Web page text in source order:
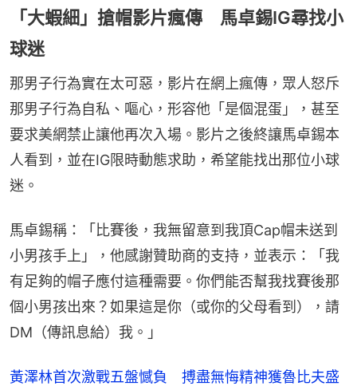
「大蝦細」搶帽影片瘋傳 馬卓錫IG尋找小
球迷
那男子行為實在太可惡，影片在網上瘋傳，眾人怒斥
那男子行為自私、嘔心，形容他「是個混蛋」，甚至
要求美網禁止讓他再次入場。影片之後終讓馬卓錫本
人看到，並在IG限時動態求助，希望能找出那位小球
迷。
馬卓錫稱：「比賽後，我無留意到我頂Cap帽未送到
小男孩手上」，他感謝贊助商的支持，並表示：「我
有足夠的帽子應付這種需要。你們能否幫我找賽後那
個小男孩出來？如果這是你（或你的父母看到），請
DM（傳訊息給）我。」
黃澤林首次激戰五盤憾負 搏盡無悔精神獲魯比夫盛